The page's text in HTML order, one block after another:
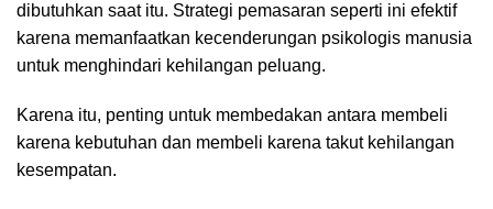
dibutuhkan saat itu. Strategi pemasaran seperti ini efektif
karena memanfaatkan kecenderungan psikologis manusia
untuk menghindari kehilangan peluang.
Karena itu, penting untuk membedakan antara membeli
karena kebutuhan dan membeli karena takut kehilangan
kesempatan.